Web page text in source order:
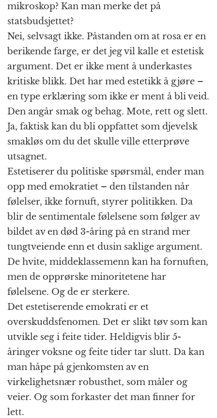
mikroskop? Kan man merke det på
statsbudsjettet?
Nei, selvsagt ikke. Påstanden om at rosa er en
berikende farge, er det jeg vil kalle et estetisk
argument. Det er ikke ment å underkastes
kritiske blikk. Det har med estetikk å gjøre –
en type erklæring som ikke er ment å bli veid.
Den angår smak og behag. Mote, rett og slett.
Ja, faktisk kan du bli oppfattet som djevelsk
smakløs om du det skulle ville etterprøve
utsagnet.
Estetiserer du politiske spørsmål, ender man
opp med emokratiet – den tilstanden når
følelser, ikke fornuft, styrer politikken. Da
blir de sentimentale følelsene som følger av
bildet av en død 3-åring på en strand mer
tungtveiende enn et dusin saklige argument.
De hvite, middeklassemenn kan ha fornuften,
men de opprørske minoritetene har
følelsene. Og de er sterkere.
Det estetiserende emokrati er et
overskuddsfenomen. Det er slikt tøv som kan
utvikle seg i feite tider. Heldigvis blir 5-
åringer voksne og feite tider tar slutt. Da kan
man håpe på gjenkomsten av en
virkelighetsnær robusthet, som måler og
veier. Og som forkaster det man finner for
lett.